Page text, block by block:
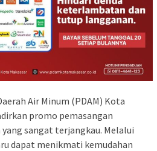
Air Minum (PDAM) Kota
promo pemasangan
sangat terjangkau. Melalui
dapat menikmati kemudahan